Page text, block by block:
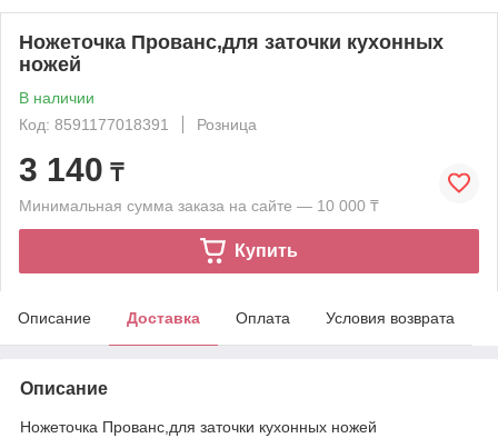
Ножеточка Прованс,для заточки кухонных
ножей
В наличии
Код: 8591177018391
Розница
3 140 ₸
Минимальная сумма заказа на сайте — 10 000 ₸
Купить
Описание Доставка Оплата Условия возврата
Описание
Ножеточка Прованс,для заточки кухонных ножей